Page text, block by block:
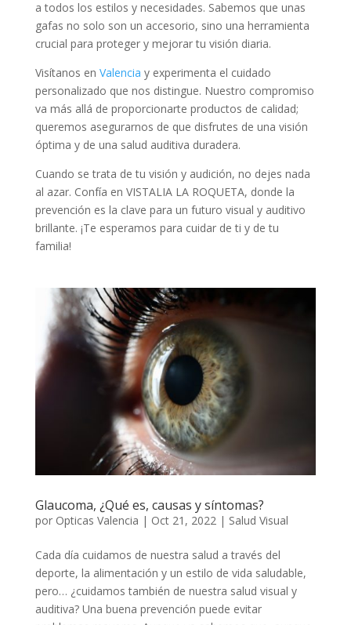
a todos los estilos y necesidades. Sabemos que unas
gafas no solo son un accesorio, sino una herramienta
crucial para proteger y mejorar tu visión diaria.
Visítanos en Valencia y experimenta el cuidado
personalizado que nos distingue. Nuestro compromiso
va más allá de proporcionarte productos de calidad;
queremos asegurarnos de que disfrutes de una visión
óptima y de una salud auditiva duradera.
Cuando se trata de tu visión y audición, no dejes nada
al azar. Confía en VISTALIA LA ROQUETA, donde la
prevención es la clave para un futuro visual y auditivo
brillante. ¡Te esperamos para cuidar de ti y de tu
familia!
Glaucoma, ¿Qué es, causas y síntomas?
por Opticas Valencia | Oct 21, 2022| Salud Visual
Cada día cuidamos de nuestra salud a través del
deporte, la alimentación y un estilo de vida saludable,
pero… ¿cuidamos también de nuestra salud visual y
auditiva? Una buena prevención puede evitar